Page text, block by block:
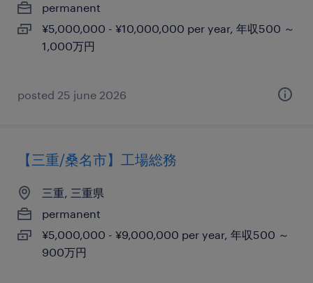
permanent
¥5,000,000 - ¥10,000,000 per year, 年収500 ～
1,000万円
posted 25 june 2026
【三重/桑名市】工場総務
三重, 三重県
permanent
¥5,000,000 - ¥9,000,000 per year, 年収500 ～
900万円